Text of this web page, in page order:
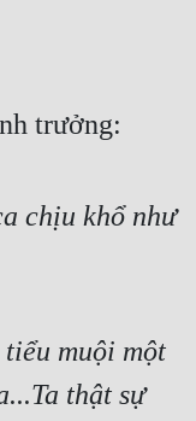
trưởng:
chịu khổ như
muội một
thật sự